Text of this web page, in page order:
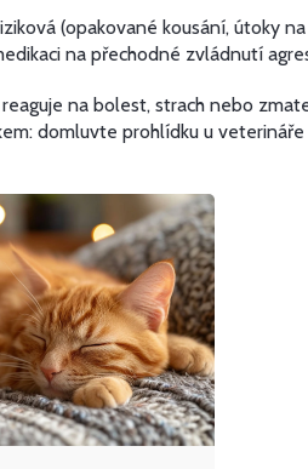
(opakované kousání, útoky
na přechodné zvládnutí
na bolest, strach nebo
domluvte prohlídku u